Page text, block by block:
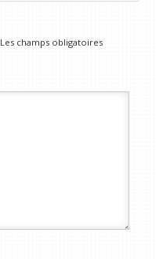
Les champs obligatoires